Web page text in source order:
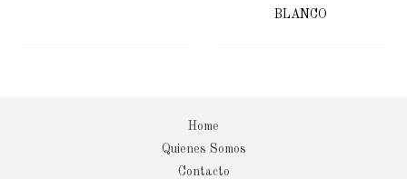
BLANCO
Home
Quienes Somos
Contacto